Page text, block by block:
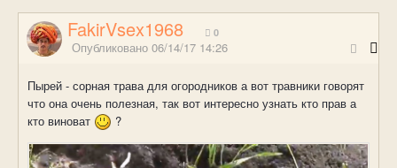
FakirVsex1968 0
Опубликовано 06/14/17 14:26
Пырей - сорная трава для огородников а вот травники говорят
что она очень полезная, так вот интересно узнать кто прав а
кто виноват
?